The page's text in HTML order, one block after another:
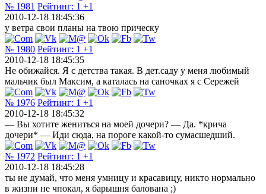
№ 1981 Рейтинг: 1 +1
2010-12-18 18:45:36
у ветра свои планы на твою прическу
№ 1980 Рейтинг: 1 +1
2010-12-18 18:45:35
Не обижайся. Я с детства такая. В дет.саду у меня любимый
мальчик был Максим, а каталась на саночках я с Сережей
№ 1976 Рейтинг: 1 +1
2010-12-18 18:45:32
— Вы хотите жениться на моей дочери? — Да. *крича
дочери* — Иди сюда, на пороге какой-то сумасшедший.
№ 1972 Рейтинг: 1 +1
2010-12-18 18:45:28
ты не думай, что меня умницу и красавицу, никто нормально
в жизни не чпокал, я барышня балована ;)